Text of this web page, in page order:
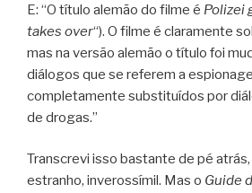
E: “O título alemão do filme é Polizei
takes over“). O filme é claramente
mas na versão alemão o título foi
diálogos que se referem a
completamente substituídos por
de drogas.”
Transcrevi isso bastante de pé
estranho, inverossímil. Mas o Guide